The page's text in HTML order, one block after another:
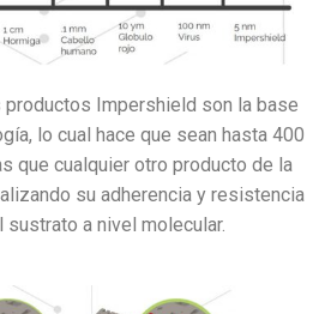
Impershield son la base
lo cual hace que sean hasta 400
que cualquier otro producto de la
su adherencia y resistencia
sustrato a nivel molecular.